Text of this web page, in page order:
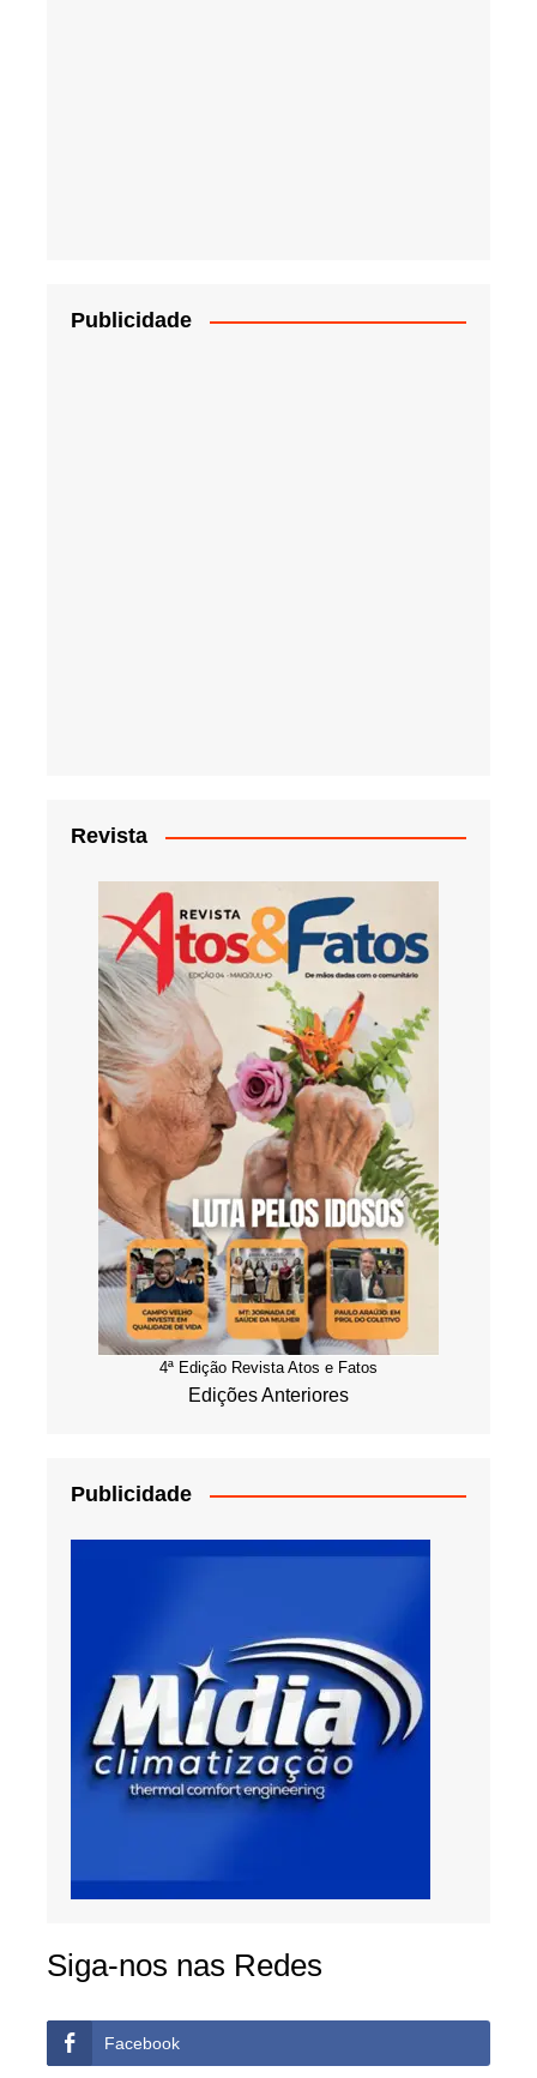
Publicidade
Revista
4ª Edição Revista Atos e Fatos
Edições Anteriores
Publicidade
Siga-nos nas Redes
Facebook